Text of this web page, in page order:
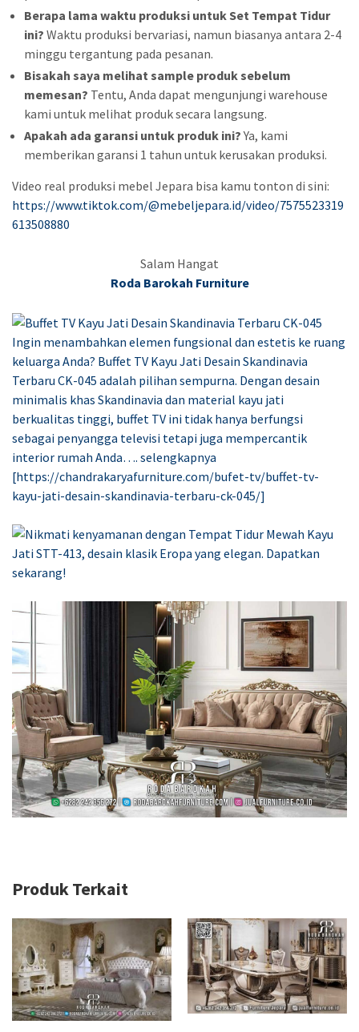
Berapa lama waktu produksi untuk Set Tempat Tidur
ini? Waktu produksi bervariasi, namun biasanya antara 2-4
minggu tergantung pada pesanan.
Bisakah saya melihat sample produk sebelum
memesan? Tentu, Anda dapat mengunjungi warehouse
kami untuk melihat produk secara langsung.
Apakah ada garansi untuk produk ini?Ya, kami
memberikan garansi 1 tahun untuk kerusakan produksi.
Video real produksi mebel Jepara bisa kamu tonton di sini:
https://www.tiktok.com/@mebeljepara.id/video/7575523319
613508880
Salam Hangat
Roda Barokah Furniture
Produk Terkait